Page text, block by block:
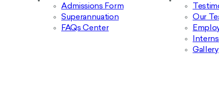
Admissions Form
Superannuation
FAQs Center
Our
Gallery